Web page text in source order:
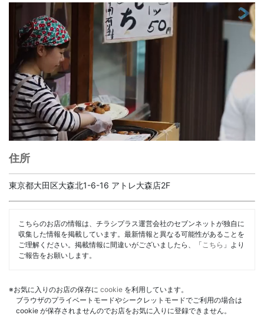
住所
東京都大田区大森北1-6-16 アトレ大森店2F
こちらのお店の情報は、チラシプラス運営会社のセブンネットが独自に
収集した情報を掲載しています。最新情報と異なる可能性があることを
ご理解ください。掲載情報に間違いがございましたら、「 こちら 」より
ご報告をお願いします。
※お気に入りのお店の保存に cookie を利用しています。
ブラウザのプライベートモードやシークレットモードでご利用の場合は
cookie が保存されませんのでお店をお気に入りに登録できません。